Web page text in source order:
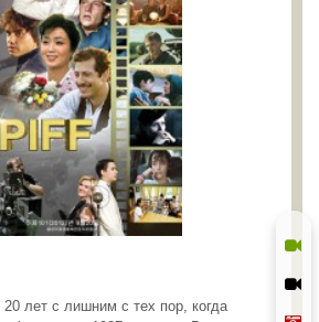
лет с лишним с тех пор, когда